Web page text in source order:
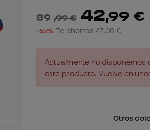
89,99 € 42,99 €
-52% Te ahorras47,00 €
Actualmente no disponemos
este producto. Vuelve en
Otros